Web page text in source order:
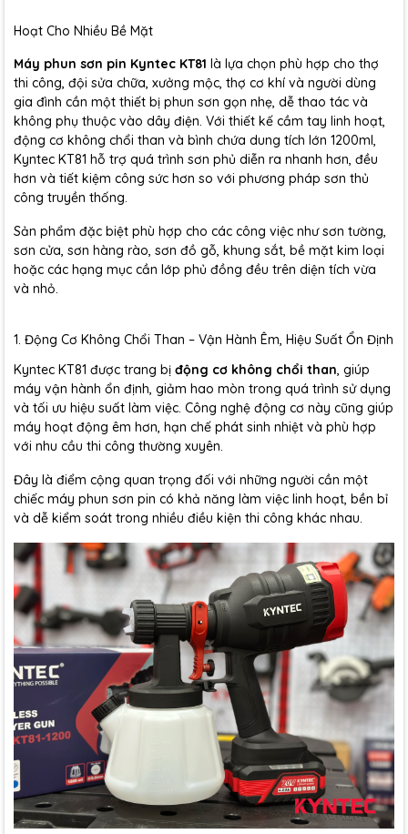
Hoạt Cho Nhiều Bề Mặt
Máy phun sơn pin Kyntec KT81 là lựa chọn phù hợp cho thợ
thi công, đội sửa chữa, xưởng mộc, thợ cơ khí và người dùng
gia đình cần một thiết bị phun sơn gọn nhẹ, dễ thao tác và
không phụ thuộc vào dây điện. Với thiết kế cầm tay linh hoạt,
động cơ không chổi than và bình chứa dung tích lớn 1200ml,
Kyntec KT81 hỗ trợ quá trình sơn phủ diễn ra nhanh hơn, đều
hơn và tiết kiệm công sức hơn so với phương pháp sơn thủ
công truyền thống.
Sản phẩm đặc biệt phù hợp cho các công việc như sơn tường,
sơn cửa, sơn hàng rào, sơn đồ gỗ, khung sắt, bề mặt kim loại
hoặc các hạng mục cần lớp phủ đồng đều trên diện tích vừa
và nhỏ.
1. Động Cơ Không Chổi Than – Vận Hành Êm, Hiệu Suất Ổn Định
Kyntec KT81 được trang bị động cơ không chổi than, giúp
máy vận hành ổn định, giảm hao mòn trong quá trình sử dụng
và tối ưu hiệu suất làm việc. Công nghệ động cơ này cũng giúp
máy hoạt động êm hơn, hạn chế phát sinh nhiệt và phù hợp
với nhu cầu thi công thường xuyên.
Đây là điểm cộng quan trọng đối với những người cần một
chiếc máy phun sơn pin có khả năng làm việc linh hoạt, bền bỉ
và dễ kiểm soát trong nhiều điều kiện thi công khác nhau.